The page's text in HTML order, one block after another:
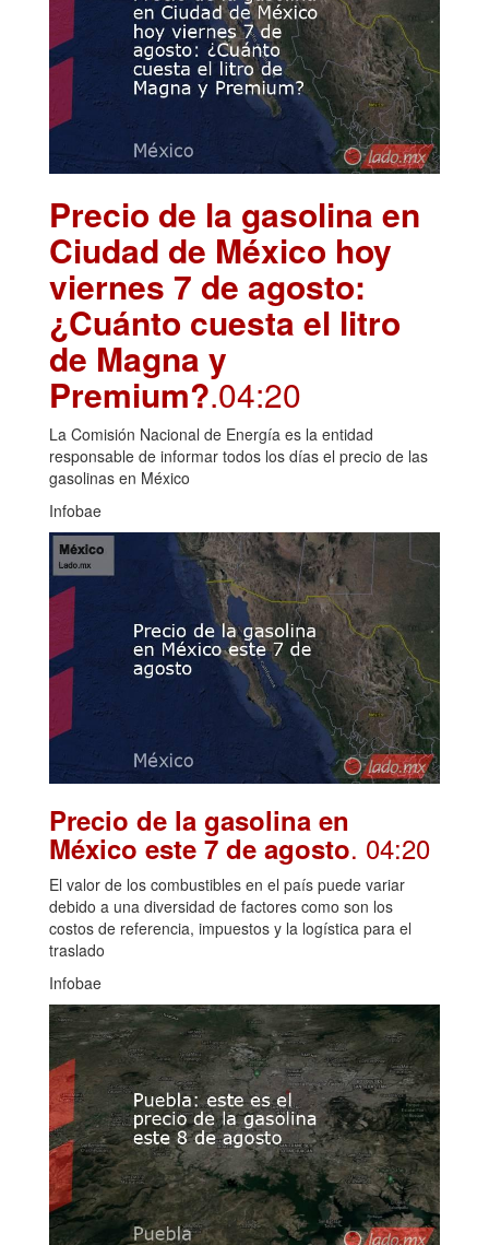
Precio de la gasolina en
Ciudad de México hoy
viernes 7 de agosto:
¿Cuánto cuesta el litro
de Magna y
Premium?.04:20
La Comisión Nacional de Energía es la entidad
responsable de informar todos los días el precio de las
gasolinas en México
Infobae
Precio de la gasolina en
México este 7 de agosto. 04:20
El valor de los combustibles en el país puede variar
debido a una diversidad de factores como son los
costos de referencia, impuestos y la logística para el
traslado
Infobae